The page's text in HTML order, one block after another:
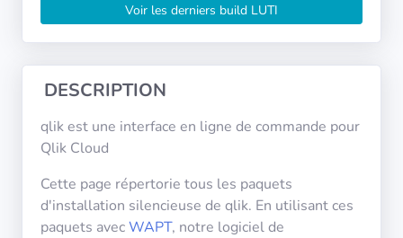
UTILES
Forum
Voir les derniers build LUTI
DESCRIPTION
qlik est une interface en ligne de commande pour
Qlik Cloud
Cette page répertorie tous les paquets
d'installation silencieuse de qlik. En utilisant ces
paquets avecWAPT, notre logiciel de